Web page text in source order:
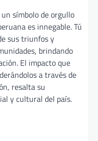
símbolo de orgullo
es innegable. Tú
sus triunfos y
brindando
El impacto que
a través de
resalta su
y cultural del país.